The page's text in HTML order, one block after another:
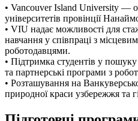
• Vancouver Island University —
університетів провінції
• VIU надає можливості для
навчання у співпраці з
роботодавцями.
• Підтримка студентів у
та партнерські програми з
• Розташування на
природної краси узбережжя та